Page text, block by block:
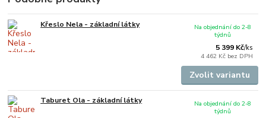
Křeslo Nela - základní látky
5 399 Kč/ks
4 462 Kč bez DPH
Na objednání do 2-8
týdnů
Zvolit variantu
Taburet Ola - základní látky
Na objednání do 2-8
týdnů